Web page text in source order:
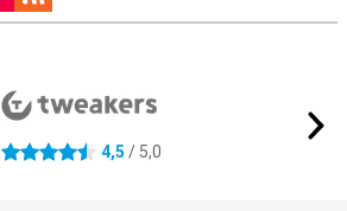
4.5 sterren 4,5 / 5,0